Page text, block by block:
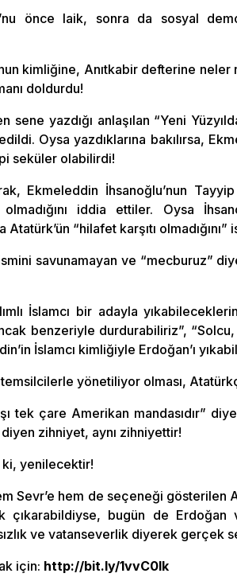
önce laik, sonra da sosyal
kimliğine, Anıtkabir defterine
doldurdu!
yazdığı anlaşılan “Yeni
Oysa yazdıklarına bakılırsa,
seküler olabilirdi!
Ekmeleddin İhsanoğlu’nun
olmadığını iddia ettiler. Oysa
“hilafet karşıtı olmadığını”
savunamayan ve “mecburuz”
İslamcı bir adayla
benzeriyle durdurabiliriz”,
İslamcı kimliğiyle Erdoğan’ı
yönetiliyor olması,
tek çare Amerikan mandasıdır”
zihniyet, aynı zihniyettir!
yenilecektir!
Sevr’e hem de seçeneği gösterilen
çıkarabildiyse, bugün de Erdoğan
ve vatanseverlik diyerek gerçek
için: http://bit.ly/1vvC0lk